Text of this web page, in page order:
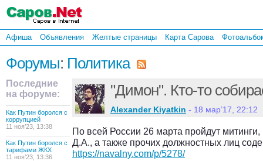
Афиша Объявления Желтые страницы Карта Сарова
Форумы: Политика
Последние
на форуме:
Как Путин боролся с
коррупцией
11 ноя’23, 13:38
Как Путин боролся с
тарифами ЖКХ
11 ноя’23, 13:36
"Димон". Кто-то
Alexander Kiyatkin - 18 мар’17, 22:12
По всей России 26 марта пройдут
Д.А., а также прочих должностных лиц
https://navalny.com/p/5278/